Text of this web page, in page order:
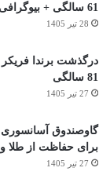
61 سالگی + بیوگرافی
28 تیر 1405
درگذشت برندا فریکر
81 سالگی
27 تیر 1405
گاوصندوق
برای حفاظت از طلا
27 تیر 1405